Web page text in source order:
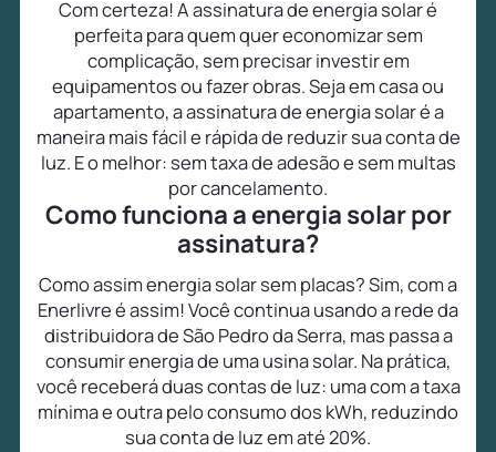
Com certeza! A assinatura de energia solar é
perfeita para quem quer economizar sem
complicação, sem precisar investir em
equipamentos ou fazer obras. Seja em casa ou
apartamento, a assinatura de energia solar é a
maneira mais fácil e rápida de reduzir sua conta de
luz. E o melhor: sem taxa de adesão e sem multas
por cancelamento.
Como funciona a energia solar por
assinatura?
Como assim energia solar sem placas? Sim, com a
Enerlivre é assim! Você continua usando a rede da
distribuidora de São Pedro da Serra, mas passa a
consumir energia de uma usina solar. Na prática,
você receberá duas contas de luz: uma com a taxa
mínima e outra pelo consumo dos kWh, reduzindo
sua conta de luz em até 20%.